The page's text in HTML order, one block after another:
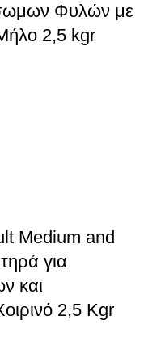
Φυλών με
2,5 kgr
Medium and
για
και
2,5 Kgr